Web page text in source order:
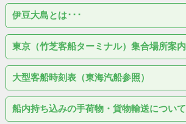
伊豆大島とは･･･
東京（竹芝客船ターミナル）集合場所案内
大型客船時刻表（東海汽船参照）
船内持ち込みの手荷物・貨物輸送について